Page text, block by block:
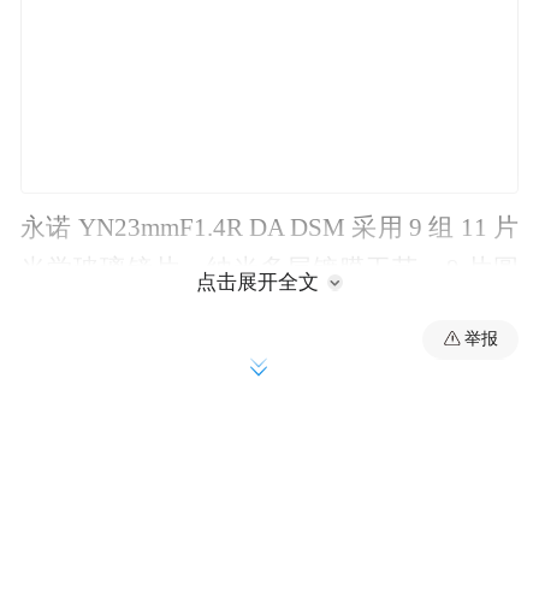
永诺 YN23mmF1.4R DA DSM 采用 9 组 11 片
光学玻璃镜片、纳米多层镀膜工艺，9 片圆
58mm 滤镜接口，配备 STM 数控步进电机，
点击展开全文
举报